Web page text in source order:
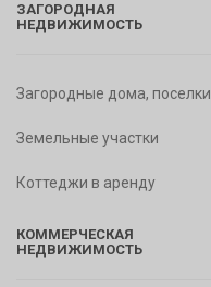
ЗАГОРОДНАЯ
НЕДВИЖИМОСТЬ
Загородные дома, поселки
Земельные участки
Коттеджи в аренду
КОММЕРЧЕСКАЯ
НЕДВИЖИМОСТЬ